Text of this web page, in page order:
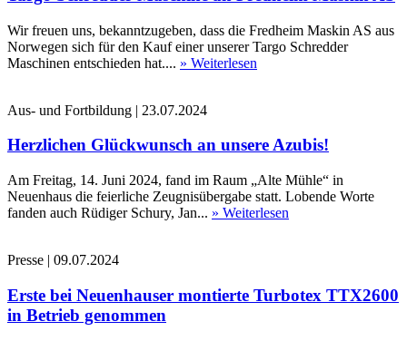
Wir freuen uns, bekanntzugeben, dass die Fredheim Maskin AS aus
Norwegen sich für den Kauf einer unserer Targo Schredder
Maschinen entschieden hat.... » Weiterlesen
Aus- und Fortbildung | 23.07.2024
Herzlichen Glückwunsch an unsere Azubis!
Am Freitag, 14. Juni 2024, fand im Raum „Alte Mühle“ in
Neuenhaus die feierliche Zeugnisübergabe statt. Lobende Worte
fanden auch Rüdiger Schury, Jan... » Weiterlesen
Presse | 09.07.2024
Erste bei Neuenhauser montierte Turbotex TTX2600
in Betrieb genommen